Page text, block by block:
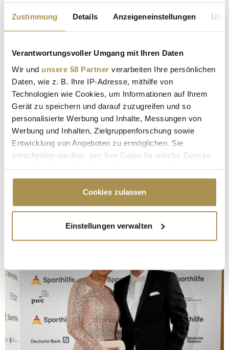
Zustimmung Details Anzeigeneinstellungen
Verantwortungsvoller Umgang mit Ihren Daten
Wir und unsere 58 Partner verarbeiten Ihre persönlichen
Daten, wie z. B. Ihre IP-Adresse, mithilfe von
Technologien wie Cookies, um Informationen auf Ihrem
Gerät zu speichern und darauf zuzugreifen und so
personalisierte Werbung und Inhalte, Messungen von
Werbung und Inhalten, Zielgruppenforschung sowie
Entwicklung von Angeboten zu ermöglichen. Sie
entscheiden darüber, wer Ihre Daten für welche Zwecke
Cookie-Erklärung oder durch Klicken auf das Privacy
Trigger Symbol ändern oder widerrufen
Informationen über Ihre geografische Lage
erfassen, welche bis auf einige Meter genau sein
bestimmten Merkmalen (Fingerprinting) identifizieren
Erfahren Sie mehr darüber, wie Ihre persönlichen Daten
verarbeitet werden, und legen Sie Ihre Präferenzen im
Abschnitt Einzelheitenfest.
Wir verwenden Cookies, um Inhalte und Anzeigen zu
Cookies zulassen
Einstellungen verwalten